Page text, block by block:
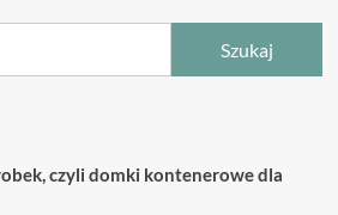
czyli domki kontenerowe dla